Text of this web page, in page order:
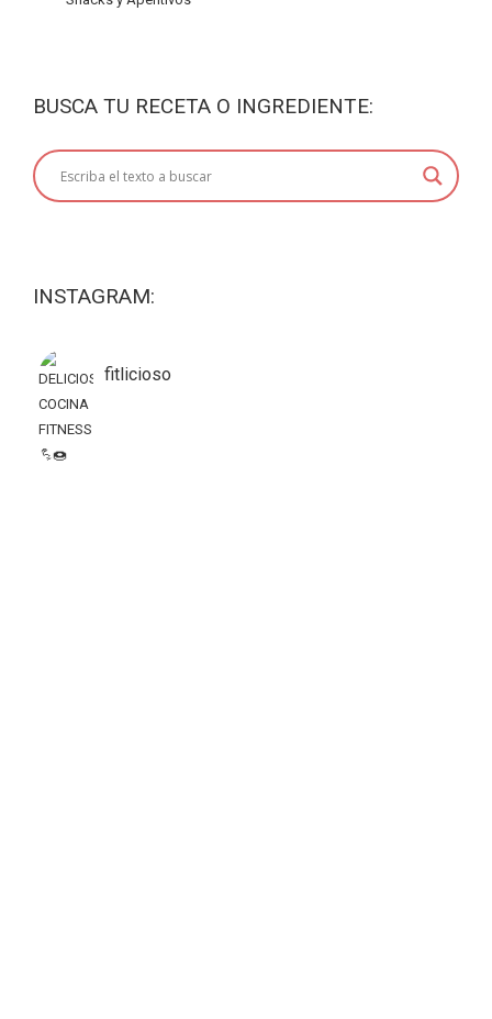
BUSCA TU RECETA O INGREDIENTE:
INSTAGRAM:
fitlicioso